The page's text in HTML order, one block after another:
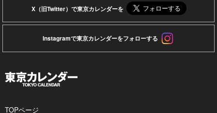
X（旧Twitter）で東京カレンダーを
Instagramで東京カレンダーをフォローする
TOPページ